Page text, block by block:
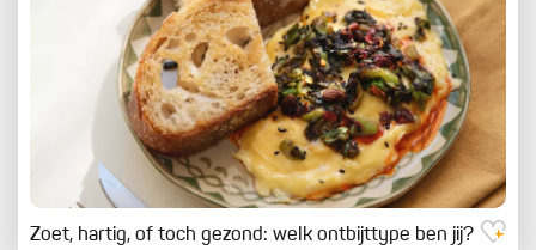
Zoet, hartig, of toch gezond: welk ontbijttype ben jij?